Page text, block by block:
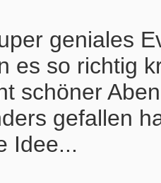
geniales
es so richtig
schöner
gefallen
Idee...